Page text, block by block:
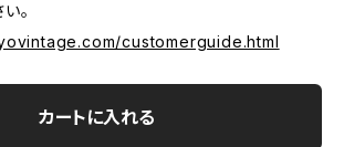
。
customerguide.html
カートに入れる